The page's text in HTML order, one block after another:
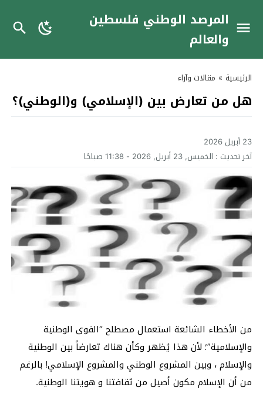
المرصد الوطني فلسطين
والعالم
الرئيسية » مقالات وآراء
هل من تعارض بين (الإسلامي) و(الوطني)؟
23 أبريل 2026
آخر تحديث : الخميس, 23 أبريل, 2026 - 11:38 صباحًا
من الأخطاء الشائعة استعمال مصطلح “القوى الوطنية
والإسلامية”؛ لأن هذا يُظهر وكأن هناك تعارضاً بين الوطنية
والإسلام ، وبين المشروع الوطني والمشروع الإسلامي! بالرغم
من أن الإسلام مكون أصيل من ثقافتنا و هويتنا الوطنية.